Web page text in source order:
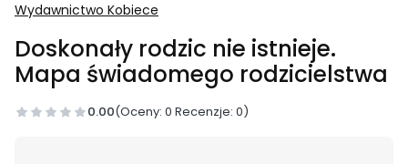
Wydawnictwo Kobiece
Doskonały rodzic nie istnieje.
Mapa świadomego rodzicielstwa
0.00(Oceny: 0 Recenzje: 0)